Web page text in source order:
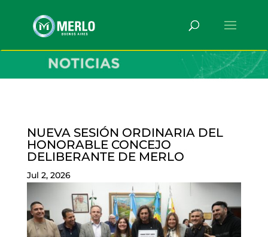
NUEVA SESIÓN ORDINARIA DEL
HONORABLE CONCEJO
DELIBERANTE DE MERLO
Jul 2, 2026